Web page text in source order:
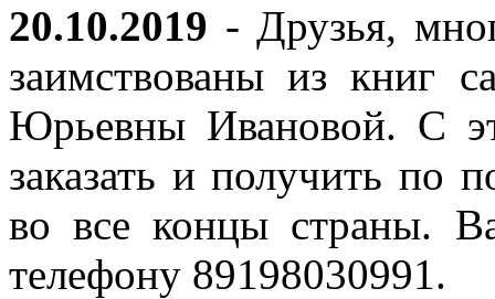
20.10.2019 - Друзья,
заимствованы из книг
Юрьевны Ивановой. С
заказать и получить по
во все концы страны.
телефону 89198030991.